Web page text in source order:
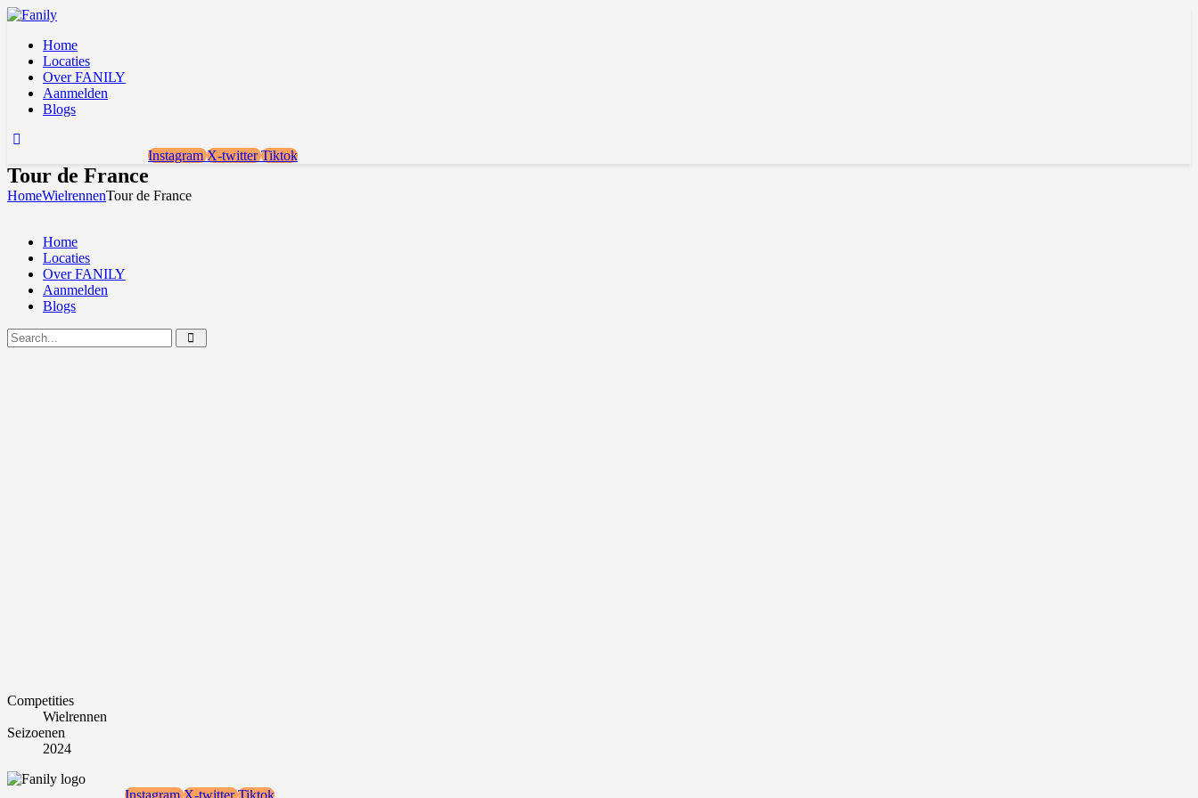
Home
Locaties
Over FANILY
Aanmelden
Blogs
Instagram X-twitter Tiktok
Tour de France
HomeWielrennenTour de France
Home
Locaties
Over FANILY
Aanmelden
Blogs
Competities
Wielrennen
Seizoenen
2024
Instagram X-twitter Tiktok